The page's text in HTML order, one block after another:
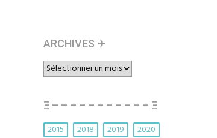
ARCHIVES ✈︎
ARCHIVES
✈︎
Ξ – – – – – – – – – – – Ξ
2015 2018 2019
2020